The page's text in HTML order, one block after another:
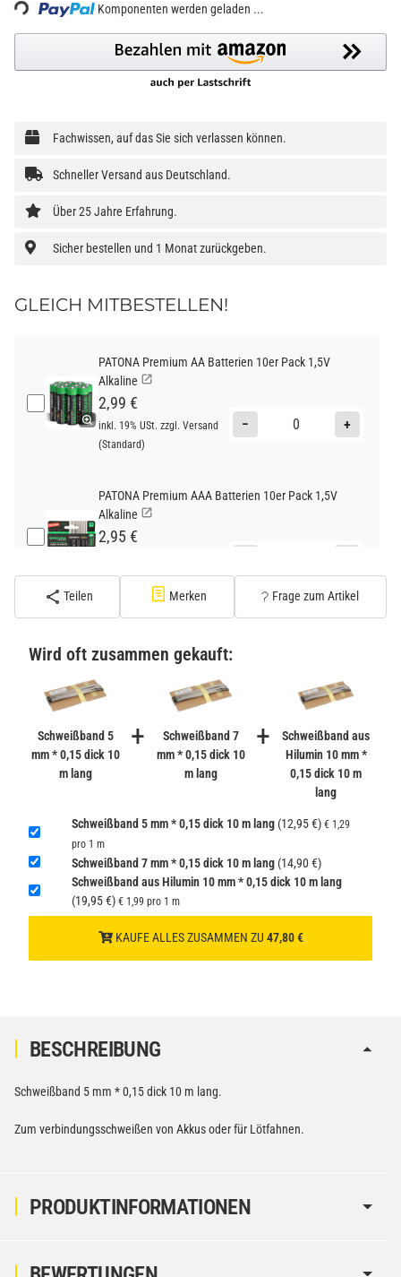
Loading... Komponenten werden geladen ...
Fachwissen, auf das Sie sich verlassen können.
Schneller Versand aus Deutschland.
Über 25 Jahre Erfahrung.
Sicher bestellen und 1 Monat zurückgeben.
GLEICH MITBESTELLEN!
PATONA Premium AA Batterien 10er Pack 1,5V
Alkaline
2,99 €
inkl. 19% USt. zzgl. Versand
(Standard)
− +
PATONA Premium AAA Batterien 10er Pack 1,5V
Alkaline
2,95 €
(Standard)
Lithium
inkl. 19% USt. zzgl.Versand
(Gefahrgut UN3090 Versand
gem. SV188 ADR)
+
Verbatim Cool'n'Go AirJet Handventilator 4000mAh
22,95 €
inkl. 19% USt. zzgl.
(Gefahrgut UN3480 Versand
gem. SV188 ADR)
1
Teilen Merken Frage zum Artikel
Wird oft zusammen gekauft:
Schweißband 5
mm * 0,15 dick 10
m lang
+
Schweißband 7
mm * 0,15 dick 10
m lang
+
Schweißband aus
Hilumin 10 mm *
0,15 dick 10 m
lang
Schweißband 5 mm * 0,15 dick 10 m lang (12,95 €) € 1,29
pro 1 m
Schweißband 7 mm * 0,15 dick 10 m lang (14,90 €)
Schweißband aus Hilumin 10 mm * 0,15 dick 10 m lang
(19,95 €) € 1,99 pro 1 m
KAUFE ALLES ZUSAMMEN ZU 47,80 €
PRODUKTINFORMATIONEN
BESCHREIBUNG
Schweißband 5 mm * 0,15 dick 10 m lang.
Zum verbindungsschweißen von Akkus oder für Lötfahnen.